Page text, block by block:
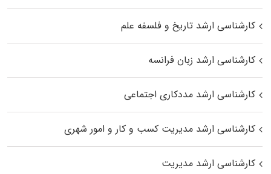
کارشناسی ارشد تاریخ و فلسفه علم
کارشناسی ارشد زبان فرانسه
کارشناسی ارشد مددکاری اجتماعی
کارشناسی ارشد مدیریت کسب و کار و امور شهری
کارشناسی ارشد مدیریت